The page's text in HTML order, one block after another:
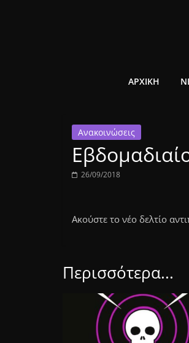
ελεύθερο
κοινωνικό
1431AM
ΑΡΧΙΚΗ
Ανακοινώσεις
26/09/2018
Ακούστε το νέο δελτίο
Περισσότερα...